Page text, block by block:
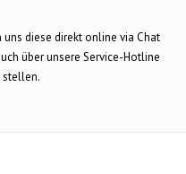
uns diese direkt online via Chat
über unsere Service-Hotline
stellen.